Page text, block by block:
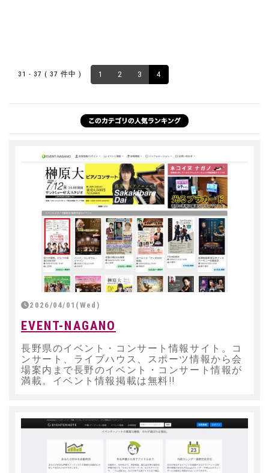
31 - 37 ( 37 件中 ) 1 2 3 4
2026/04/01(Wed)
EVENT-NAGANO
長野県のイベント・コンサート情報サイト。コ
ンサート、ライブハウス、スポーツ情報から会
場案内まで長野のイベント・コンサート情報が
満載。イベント情報掲載は無料!!